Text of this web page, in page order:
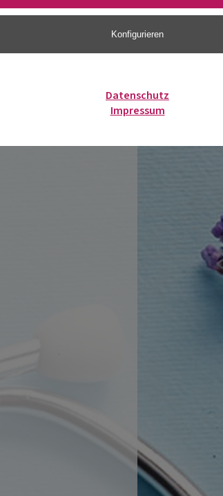
Veranstaltung teilen
Konfigurieren
Datenschutz
Impressum